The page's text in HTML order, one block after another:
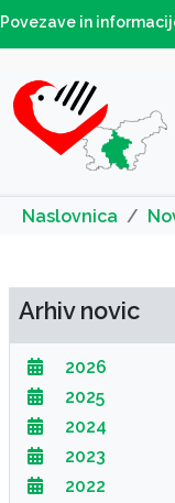
Povezave in
Naslovnica
Arhiv novic
2026
2025
2024
2023
2022